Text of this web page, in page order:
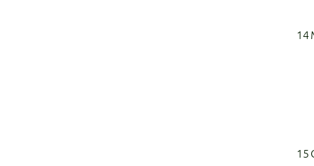
14
15